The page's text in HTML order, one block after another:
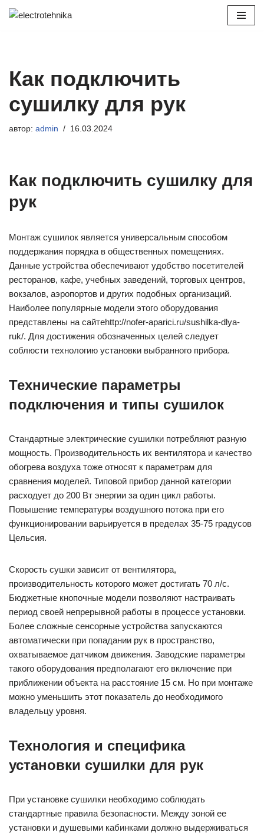
Как подключить
сушилку для рук
автор: admin 16.03.2024
Как подключить сушилку для
рук
Монтаж сушилок является универсальным способом
поддержания порядка в общественных помещениях.
Данные устройства обеспечивают удобство посетителей
ресторанов, кафе, учебных заведений, торговых центров,
вокзалов, аэропортов и других подобных организаций.
Наиболее популярные модели этого оборудования
представлены на сайтеhttp://nofer-aparici.ru/sushilka-dlya-
ruk/. Для достижения обозначенных целей следует
соблюсти технологию установки выбранного прибора.
Технические параметры
подключения и типы сушилок
Стандартные электрические сушилки потребляют разную
мощность. Производительность их вентилятора и качество
обогрева воздуха тоже относят к параметрам для
сравнения моделей. Типовой прибор данной категории
расходует до 200 Вт энергии за один цикл работы.
Повышение температуры воздушного потока при его
функционировании варьируется в пределах 35-75 градусов
Цельсия.
Скорость сушки зависит от вентилятора,
производительность которого может достигать 70 л/с.
Бюджетные кнопочные модели позволяют настраивать
период своей непрерывной работы в процессе установки.
Более сложные сенсорные устройства запускаются
автоматически при попадании рук в пространство,
охватываемое датчиком движения. Заводские параметры
такого оборудования предполагают его включение при
приближении объекта на расстояние 15 см. Но при монтаже
можно уменьшить этот показатель до необходимого
владельцу уровня.
Технология и специфика
установки сушилки для рук
При установке сушилки необходимо соблюдать
стандартные правила безопасности. Между зоной ее
установки и душевыми кабинками должно выдерживаться